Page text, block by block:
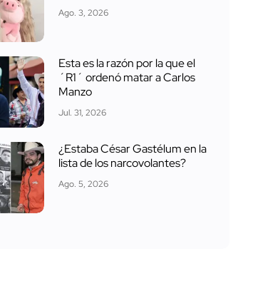
Ago. 3, 2026
Esta es la razón por la que el
´R1´ ordenó matar a Carlos
Manzo
Jul. 31, 2026
¿Estaba César Gastélum en la
lista de los narcovolantes?
Ago. 5, 2026